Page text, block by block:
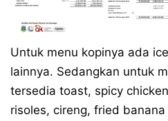
Untuk menu kopinya ada
lainnya. Sedangkan untuk
tersedia toast, spicy
risoles, cireng, fried